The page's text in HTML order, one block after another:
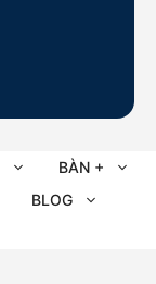
BÀN +
BLOG